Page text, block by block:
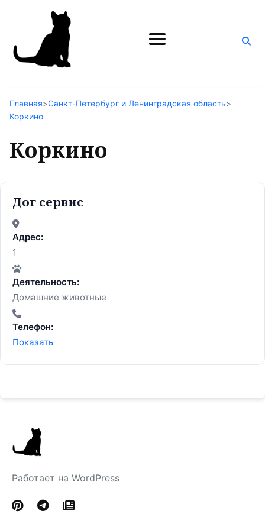
Поиск
Главная>Санкт-Петербург и Ленинградская область>
Коркино
Коркино
Дог сервис
Адрес:
1
Деятельность:
Домашние животные
Телефон:
Показать
Работает на WordPress